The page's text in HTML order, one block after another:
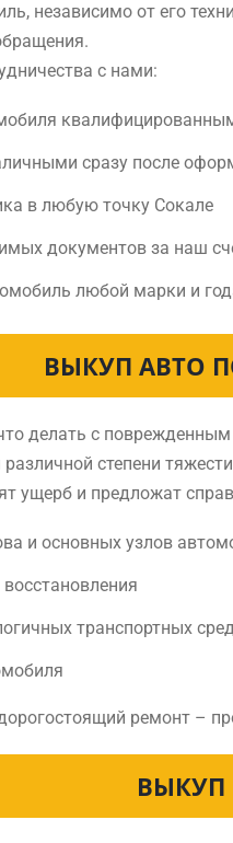
независимо от его
с нами:
сразу после
в любую точку Сокале
документов за наш
любой марки и
ВЫКУП АВТО
делать с
степени
ущерб и предложат
и основных узлов
транспортных
ремонт –